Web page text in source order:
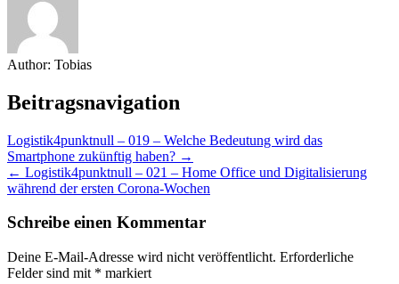
Author: Tobias
Beitragsnavigation
Logistik4punktnull – 019 – Welche Bedeutung wird das
Smartphone zukünftig haben? →
← Logistik4punktnull – 021 – Home Office und Digitalisierung
während der ersten Corona-Wochen
Schreibe einen Kommentar
Deine E-Mail-Adresse wird nicht veröffentlicht. Erforderliche
Felder sind mit * markiert